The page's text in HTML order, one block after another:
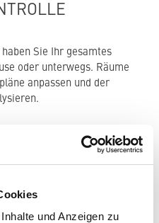
und Anzeigen zu
haben Sie Ihr gesamtes
oder unterwegs. Räume
anpassen und der